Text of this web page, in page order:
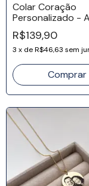
Colar Coração
Personalizado -
Inox
R$139,90
3 x deR$46,63 sem